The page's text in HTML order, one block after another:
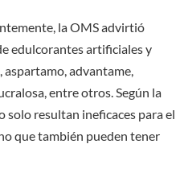
la OMS advirtió
edulcorantes artificiales y
aspartamo, advantame,
entre otros. Según la
solo resultan ineficaces para el
que también pueden tener